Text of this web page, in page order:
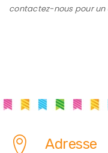
contactez-nous pour
Adresse